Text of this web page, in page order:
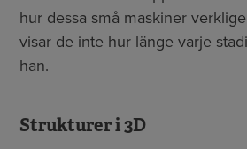
hur dessa små maskiner
visar de inte hur länge varje
han.
Strukturer i 3D